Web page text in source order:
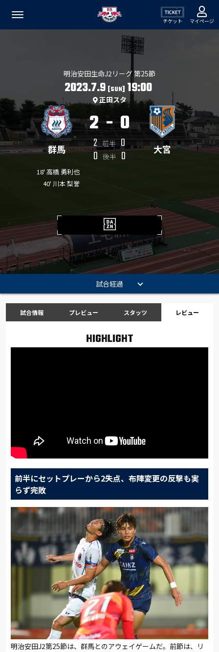
チケット マイページ
明治安田生命J2リーグ 第25節
2023.7.9 [SUN] 19:00
正田スタ
群馬
18' 高橋 勇利也
40' 川本 梨誉
2 - 0
2 前半 0
0 後半 0 大宮
試合経過
試合情報 プレビュー スタッツ レビュー
HIGHLIGHT
前半にセットプレーから2失点、布陣変更の反撃も実
らず完敗
明治安田J2第25節は、群馬とのアウェイゲームだ。前節は、リ